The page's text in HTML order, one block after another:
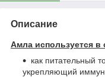
Описание
Амла используется
как питательный
укрепляющий